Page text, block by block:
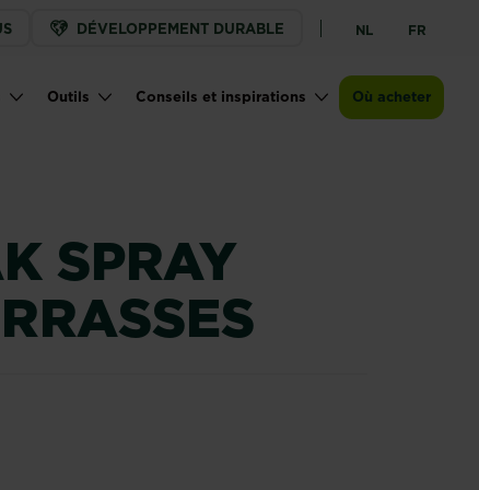
DÉVELOPPEMENT DURABLE NL FR
Outils Conseils et inspirations Où acheter
SPRAY
Points de vente